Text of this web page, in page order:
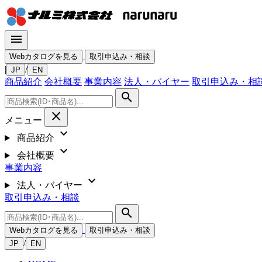
menu
Webカタログを見る 取引申込み・相談
| JP / EN
商品紹介 会社概要 事業内容 法人・バイヤー 取引申込み・相
search
メニュー close
商品紹介 expand_more
会社概要 expand_more
事業内容
法人・バイヤー
expand_more
取引申込み・相談
search
Webカタログを見る
取引申込み・相談
JP / EN